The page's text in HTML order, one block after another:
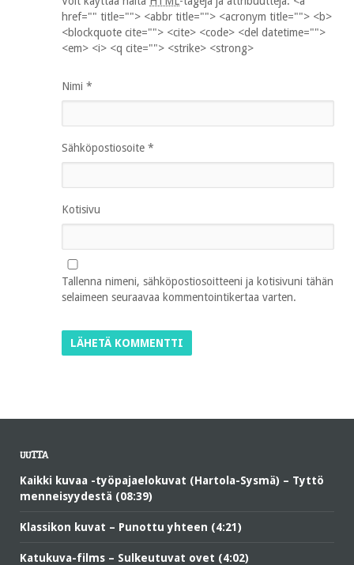
href="" title=""> <abbr title=""> <acronym title=""> <b>
<blockquote cite=""> <cite> <code> <del datetime="">
<em> <i> <q cite=""> <strike> <strong>
Nimi *
Sähköpostiosoite *
Kotisivu
Tallenna nimeni, sähköpostiosoitteeni ja kotisivuni tähän
selaimeen seuraavaa kommentointikertaa varten.
UUTTA
Kaikki kuvaa -työpajaelokuvat (Hartola-Sysmä) – Tyttö
menneisyydestä (08:39)
Klassikon kuvat – Punottu yhteen (4:21)
Katukuva-films – Sulkeutuvat ovet (4:02)